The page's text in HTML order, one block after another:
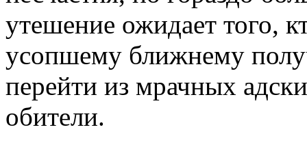
утешение ожидает того,
усопшему ближнему
перейти из мрачных
обители.